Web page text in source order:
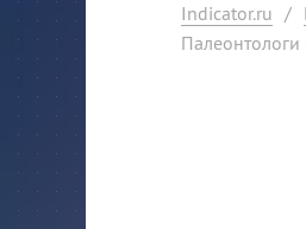
Indicator.ru /